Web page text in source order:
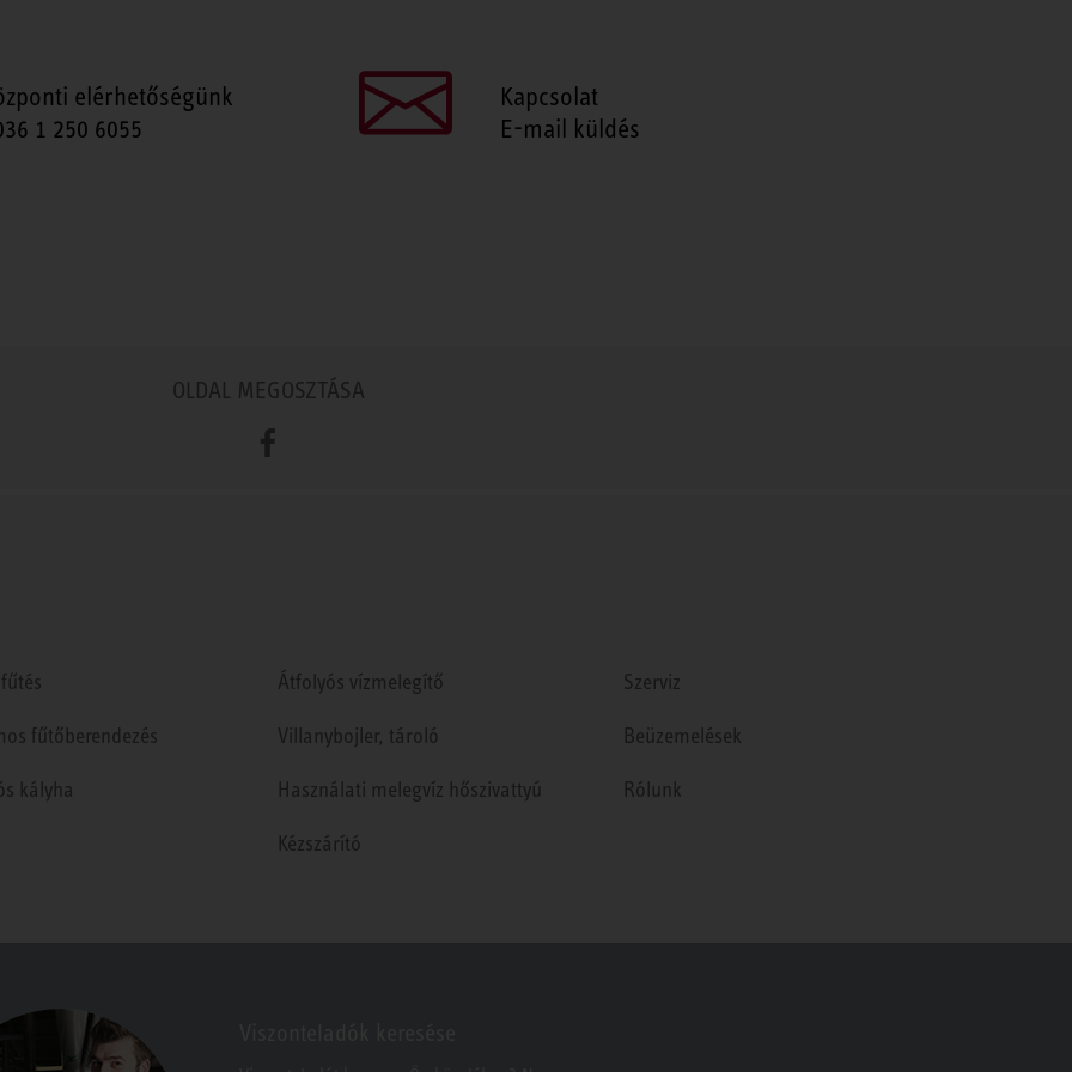
elérhetőségünk
1 250 6055
Kapcsolat
E-mail küldés
OLDAL MEGOSZTÁSA
Facebook
fűtőberendezés
kályha
Átfolyós vízmelegítő
Villanybojler, tároló
Használati melegvíz hőszivattyú
Kézszárító
Szerviz
Beüzemelések
Rólunk